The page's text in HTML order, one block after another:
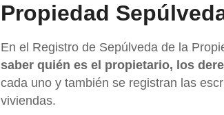
Propiedad
En el Registro de Sepúlveda de la
saber quién es el propietario, los
cada uno y también se registran las
viviendas.